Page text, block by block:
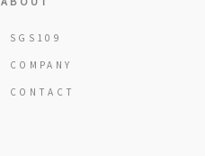
SGS109
COMPANY
CONTACT